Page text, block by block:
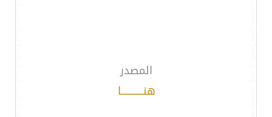
المصدر
هنــــــــــــا